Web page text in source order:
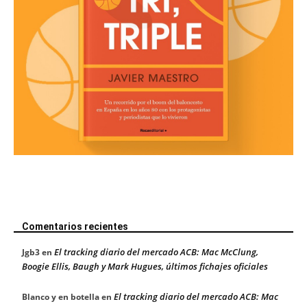
Comentarios recientes
Jgb3en El tracking diario del mercado ACB: Mac McClung,
Boogie Ellis, Baugh y Mark Hugues, últimos fichajes oficiales
Blanco y en botellaen El tracking diario del mercado ACB: Mac